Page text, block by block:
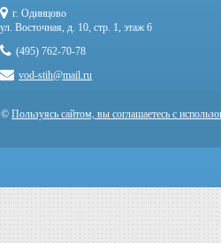
г. Одинцово
ул. Восточная, д. 10, стр. 1, этаж 6
(495) 762-70-78
vod-stih@mail.ru
© Пользуясь сайтом, вы соглашаетесь с